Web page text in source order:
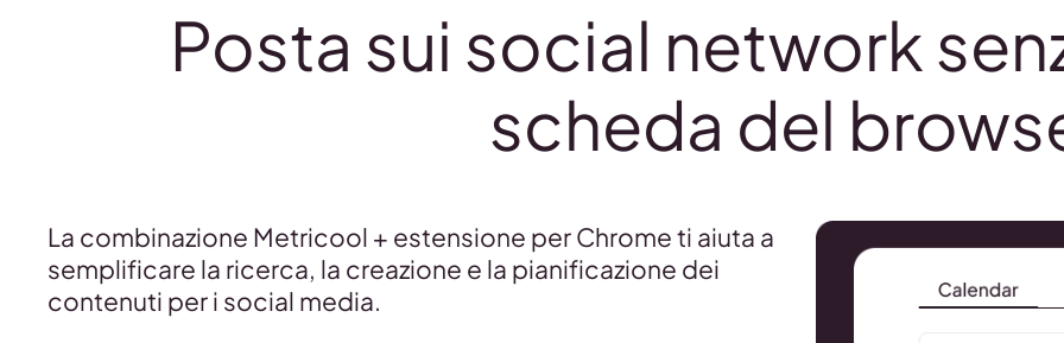
Posta sui social network
scheda del
La combinazione Metricool + estensione per Chrome ti aiuta a
semplificare la ricerca, la creazione e la pianificazione dei
contenuti per i social media.